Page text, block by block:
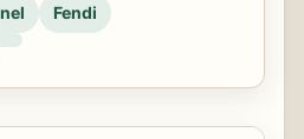
Fendi